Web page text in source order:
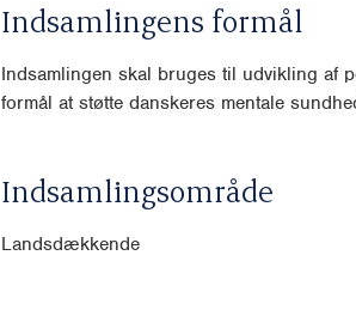
Indsamlingens formål
Indsamlingen skal bruges til udvikling af
formål at støtte danskeres mentale
Indsamlingsområde
Landsdækkende